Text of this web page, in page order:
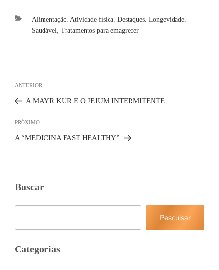
Categorias
Alimentação, Atividade física, Destaques, Longevidade,
Saudável, Tratamentos para emagrecer
de
Post
Post
anterior
ANTERIOR
A MAYR KUR E O JEJUM INTERMITENTE
Próximo
post
PRÓXIMO
A “MEDICINA FAST HEALTHY”
Buscar
Pesquisar
Categorias